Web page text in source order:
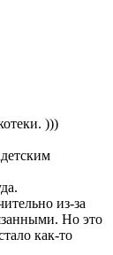
)))
из-за
Но это
как-то